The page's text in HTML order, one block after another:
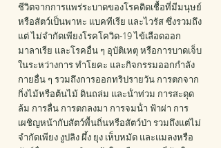
ชีวิตจากการแพร่ระบาดของโรคติดเชื้อที่มีมนุษย์
หรือสัตว์เป็นพาหะ แบคทีเรีย และไวรัส ซึ่งรวมถึง
แต่ ไม่จํากัดเพียงโรคโควิด-19 ไข้เลือดออก
มาลาเรีย และโรคอื่น ๆ อุบัติเหตุ หรือการบาดเจ็บ
ในระหว่างการ ทําโยคะ และกิจกรรมออกกําลัง
กายอื่น ๆ รวมถึงการออกทริปรายวัน การตกจาก
กิ่งไม้หรือต้นไม้ ดินถล่ม และน้ําท่วม การสะดุด
ล้ม การลื่น การตกลงมา การจมน้ํา ฟ้าผ่า การ
เผชิญหน้ากับสัตว์พื้นถิ่นหรือสัตว์ป่า รวมถึงแต่ไม่
จํากัดเพียง งูปลิง ผึ้ง ยุง เห็บหมัด และแมลงหรือ